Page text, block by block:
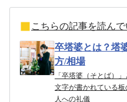
こちらの記事を読ん
卒塔婆とは？塔
方/相場
「卒塔婆（そとば）
文字が書かれている
人への礼儀